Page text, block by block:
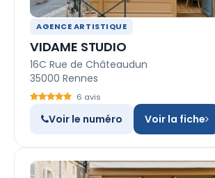
AGENCE ARTISTIQUE
VIDAME STUDIO
16C Rue de Châteaudun
35000 Rennes
6 avis
Voir le numéro Voir la fiche